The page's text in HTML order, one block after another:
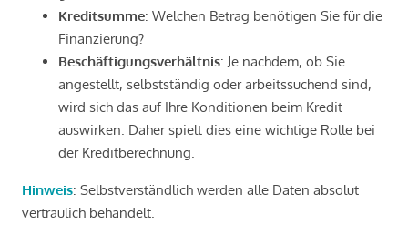
Kreditsumme: Welchen Betrag benötigen Sie für die
Finanzierung?
Beschäftigungsverhältnis: Je nachdem, ob Sie
angestellt, selbstständig oder arbeitssuchend sind,
wird sich das auf Ihre Konditionen beim Kredit
auswirken. Daher spielt dies eine wichtige Rolle bei
der Kreditberechnung.
Hinweis: Selbstverständlich werden alle Daten absolut
vertraulich behandelt.